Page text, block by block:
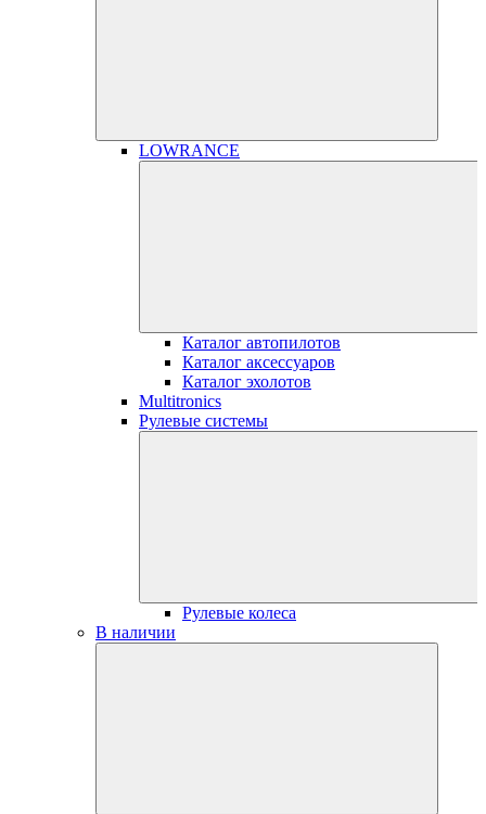
LOWRANCE
Каталог автопилотов
Каталог аксессуаров
Каталог эхолотов
Multitronics
Рулевые системы
Рулевые колеса
В наличии